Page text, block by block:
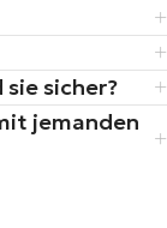
sicher?
jemanden